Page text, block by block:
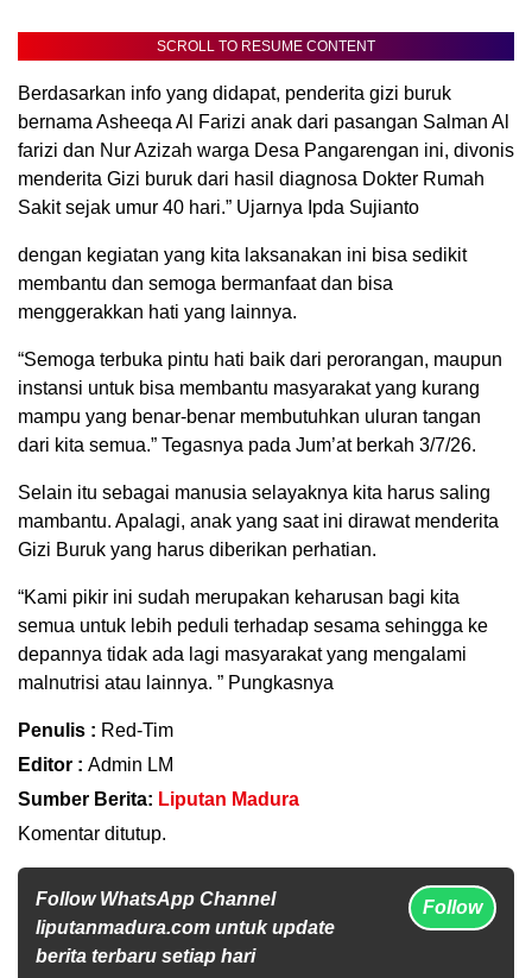
SCROLL TO RESUME CONTENT
Berdasarkan info yang didapat, penderita gizi buruk
bernama Asheeqa Al Farizi anak dari pasangan Salman Al
farizi dan Nur Azizah warga Desa Pangarengan ini, divonis
menderita Gizi buruk dari hasil diagnosa Dokter Rumah
Sakit sejak umur 40 hari.” Ujarnya Ipda Sujianto
dengan kegiatan yang kita laksanakan ini bisa sedikit
membantu dan semoga bermanfaat dan bisa
menggerakkan hati yang lainnya.
“Semoga terbuka pintu hati baik dari perorangan, maupun
instansi untuk bisa membantu masyarakat yang kurang
mampu yang benar-benar membutuhkan uluran tangan
dari kita semua.” Tegasnya pada Jum’at berkah 3/7/26.
Selain itu sebagai manusia selayaknya kita harus saling
mambantu. Apalagi, anak yang saat ini dirawat menderita
Gizi Buruk yang harus diberikan perhatian.
“Kami pikir ini sudah merupakan keharusan bagi kita
semua untuk lebih peduli terhadap sesama sehingga ke
depannya tidak ada lagi masyarakat yang mengalami
malnutrisi atau lainnya. ” Pungkasnya
Penulis : Red-Tim
Editor : Admin LM
Sumber Berita: Liputan Madura
Komentar ditutup.
Follow WhatsApp Channel
liputanmadura.com untuk update
berita terbaru setiap hari
Follow